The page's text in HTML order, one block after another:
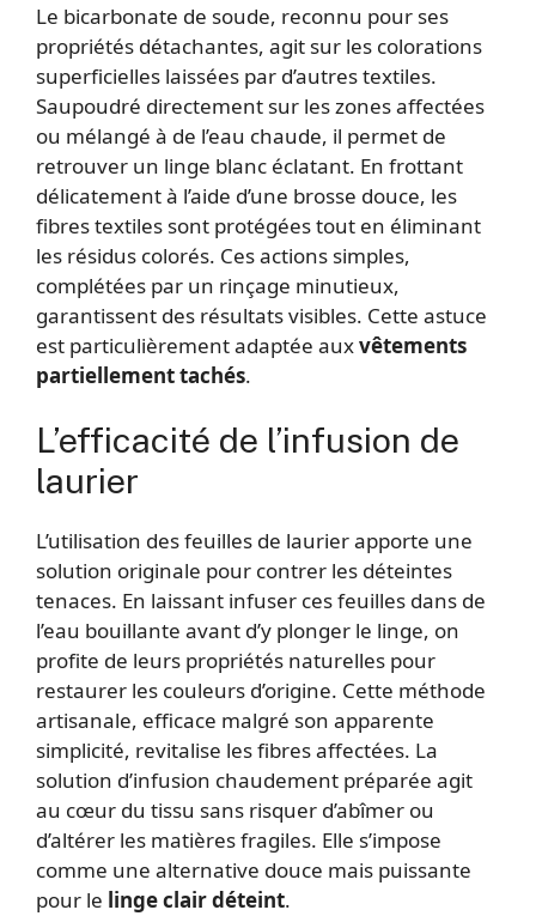
Le bicarbonate de soude, reconnu pour ses
propriétés détachantes, agit sur les colorations
superficielles laissées par d’autres textiles.
Saupoudré directement sur les zones affectées
ou mélangé à de l’eau chaude, il permet de
retrouver un linge blanc éclatant. En frottant
délicatement à l’aide d’une brosse douce, les
fibres textiles sont protégées tout en éliminant
les résidus colorés. Ces actions simples,
complétées par un rinçage minutieux,
garantissent des résultats visibles. Cette astuce
est particulièrement adaptée auxvêtements
partiellement tachés.
L’efficacité de l’infusion de
laurier
L’utilisation des feuilles de laurier apporte une
solution originale pour contrer les déteintes
tenaces. En laissant infuser ces feuilles dans de
l’eau bouillante avant d’y plonger le linge, on
profite de leurs propriétés naturelles pour
restaurer les couleurs d’origine. Cette méthode
artisanale, efficace malgré son apparente
simplicité, revitalise les fibres affectées. La
solution d’infusion chaudement préparée agit
au cœur du tissu sans risquer d’abîmer ou
d’altérer les matières fragiles. Elle s’impose
comme une alternative douce mais puissante
pour le linge clair déteint.